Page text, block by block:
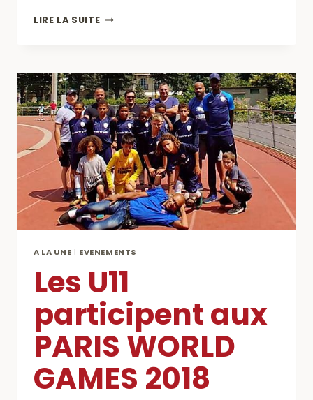
LIRE LA SUITEOUVERTURE
DU
CLUB
AU
CAP
CHARENTON
!!!
A LA UNE | EVENEMENTS
Les U11
participent aux
PARIS WORLD
GAMES 2018